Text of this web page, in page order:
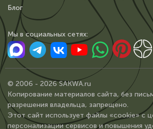
Блог
Мы в сoциальных сетях:
© 2006 - 2026 SAKWA.ru
Копирование материалов сайта, без
разрешения владельца, запрещено.
Этот сайт использует файлы «cookie» с
персонализации сервисов и повышения